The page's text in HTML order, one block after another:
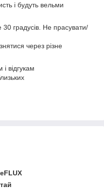
і будуть вельми
градусів. Не прасувати/
через різне
відгукам